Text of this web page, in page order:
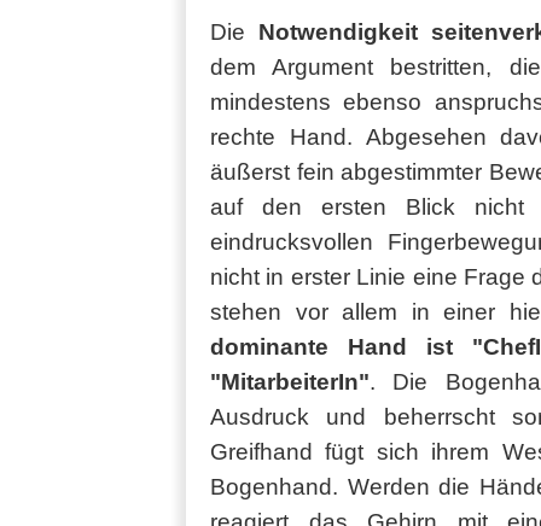
Die Notwendigkeit
dem Argument bestritten,
mindestens ebenso
rechte Hand. Abgesehen
äußerst fein abgestimmter
auf den ersten Blick nicht
eindrucksvollen
nicht in erster Linie eine Frage
stehen vor allem in einer
dominante Hand ist
"MitarbeiterIn". Die
Ausdruck und beherrscht
Greifhand fügt sich ihrem
Bogenhand. Werden die